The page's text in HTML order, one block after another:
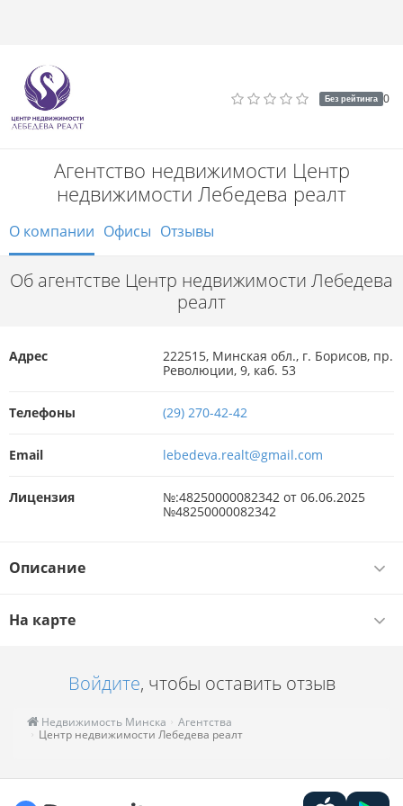
Без рейтинга 0
Агентство недвижимости Центр
недвижимости Лебедева реалт
О компании Офисы Отзывы
Об агентстве Центр недвижимости Лебедева
реалт
Адрес
222515, Минская обл., г. Борисов, пр.
Революции, 9, каб. 53
Телефоны (29) 270-42-42
Email lebedeva.realt@gmail.com
Лицензия
№:48250000082342 от 06.06.2025
№48250000082342
Описание
На карте
Войдите, чтобы оставить отзыв
Недвижимость Минска
Агентства
Центр недвижимости Лебедева реалт